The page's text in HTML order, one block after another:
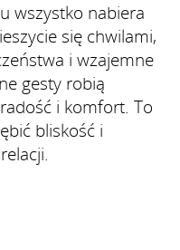
wszystko nabiera
się chwilami,
i wzajemne
gesty robią
i komfort. To
bliskość i